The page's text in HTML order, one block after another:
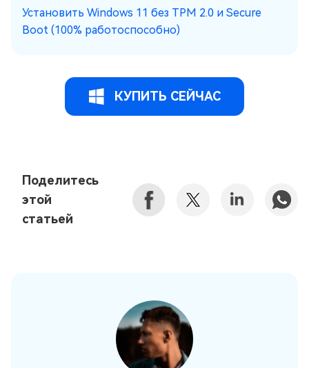
Установить Windows 11 без TPM 2.0 и Secure
Boot (100% работоспособно)
КУПИТЬ СЕЙЧАС
Поделитесь
этой
статьей